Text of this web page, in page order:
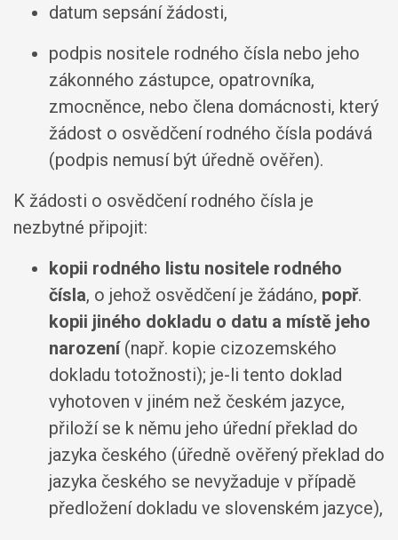
datum sepsání žádosti,
podpis nositele rodného čísla nebo jeho
zákonného zástupce, opatrovníka,
zmocněnce, nebo člena domácnosti, který
žádost o osvědčení rodného čísla podává
(podpis nemusí být úředně ověřen).
K žádosti o osvědčení rodného čísla je
nezbytné připojit:
kopii rodného listu nositele rodného
čísla, o jehož osvědčení je žádáno, popř.
kopii jiného dokladu o datu a místě jeho
narození(např. kopie cizozemského
dokladu totožnosti); je-li tento doklad
vyhotoven v jiném než českém jazyce,
přiloží se k němu jeho úřední překlad do
jazyka českého (úředně ověřený překlad do
jazyka českého se nevyžaduje v případě
předložení dokladu ve slovenském jazyce),